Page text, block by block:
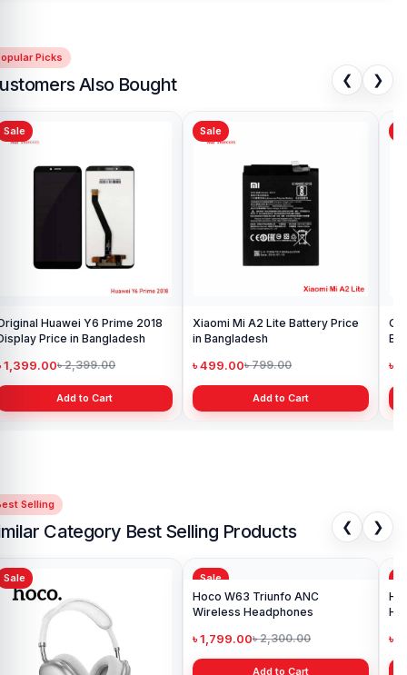
Picks
Also Bought ❮ ❯
Sale
Huawei Y6 Prime 2018
Price in Bangladesh
1,399.00৳ 2,399.00
Add to Cart
Sale
Xiaomi Mi A2 Lite Battery Price
in Bangladesh
৳ 499.00৳ 799.00
Add to Cart
৳
Selling
Category Best Selling Products ❮ ❯
Sale Sale